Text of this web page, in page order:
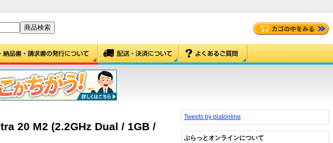
20 M2 (2.2GHz Dual / 1GB /
Tweets by platonline
ぷらっとオンラインについて